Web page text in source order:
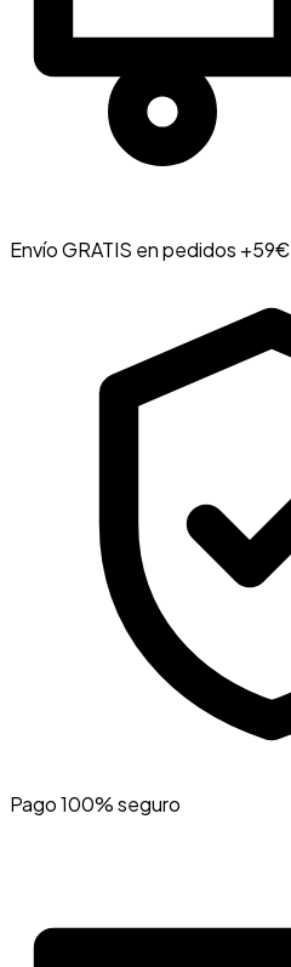
Envío GRATIS en pedidos +59€
Pago 100% seguro